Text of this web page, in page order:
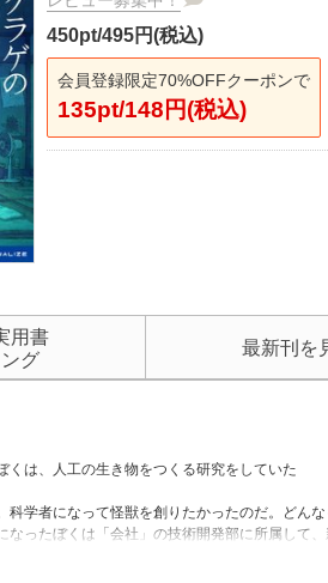
450pt/495円(税込)
会員登録限定70%OFFクーポンで
135pt/148円(税込)
用書
グ
最新刊を
くは、人工の生き物をつくる研究をしていた
学者になって怪獣を創りたかったのだ。どん
なったぼくは「会社」の技術開発部に所属して
続行を拒否し、会社を去ることになってしま